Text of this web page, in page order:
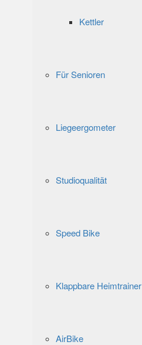
Kettler
Für Senioren
Liegeergometer
Studioqualität
Speed Bike
Klappbare Heimtrainer
AirBike